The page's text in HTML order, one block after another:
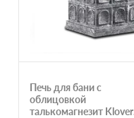
Печь для бани с
облицовкой
талькомагнезит Klover